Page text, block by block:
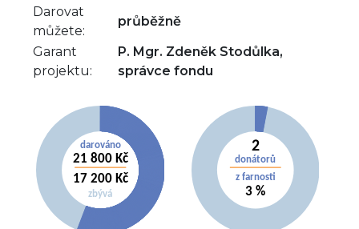
Darovat
můžete:
průběžně
Garant
projektu:
P. Mgr. Zdeněk Stodůlka,
správce fondu